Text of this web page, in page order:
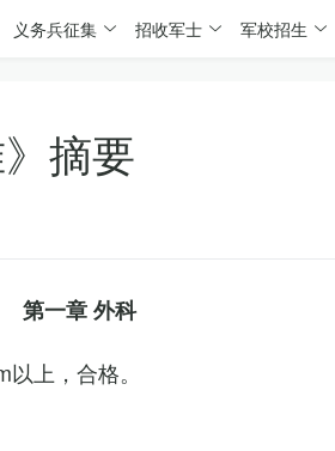
义务兵征集 招收军士 军校招生
摘要
第一章 外科
上，合格。